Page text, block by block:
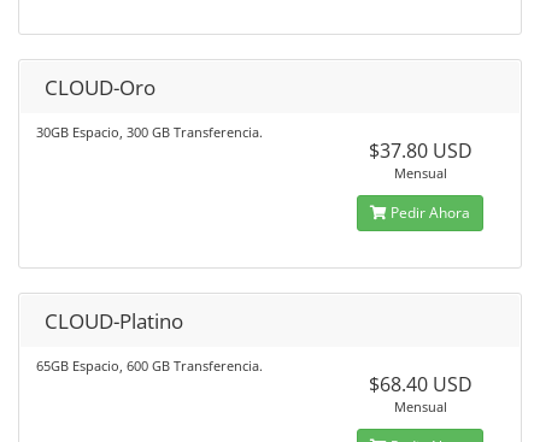
CLOUD-Oro
30GB Espacio, 300 GB Transferencia.
$37.80 USD
Mensual
Pedir Ahora
CLOUD-Platino
65GB Espacio, 600 GB Transferencia.
$68.40 USD
Mensual